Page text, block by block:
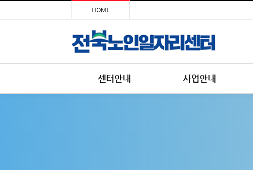
HOME
센터안내 사업안내